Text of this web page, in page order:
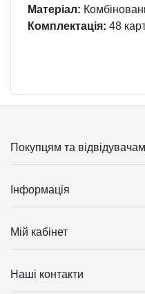
Матеріал:
Комплектація: 48
Покупцям та відвідувачам
Інформація
Мій кабінет
Наші контакти